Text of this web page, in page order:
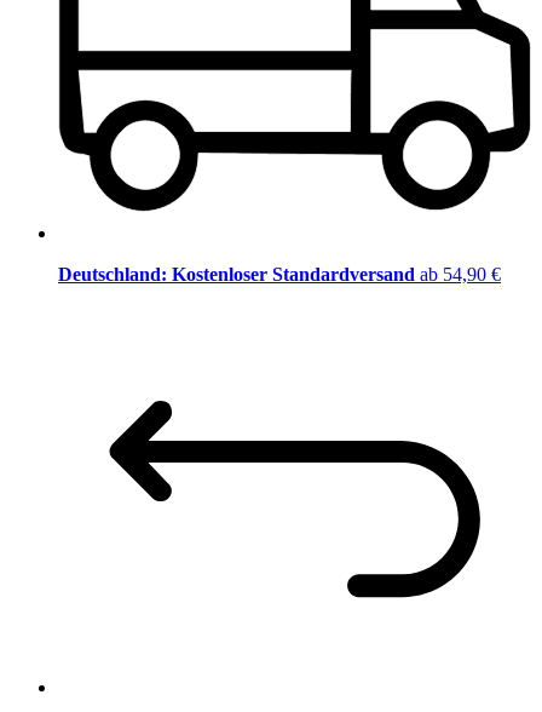
Deutschland: Kostenloser Standardversand ab 54,90 €